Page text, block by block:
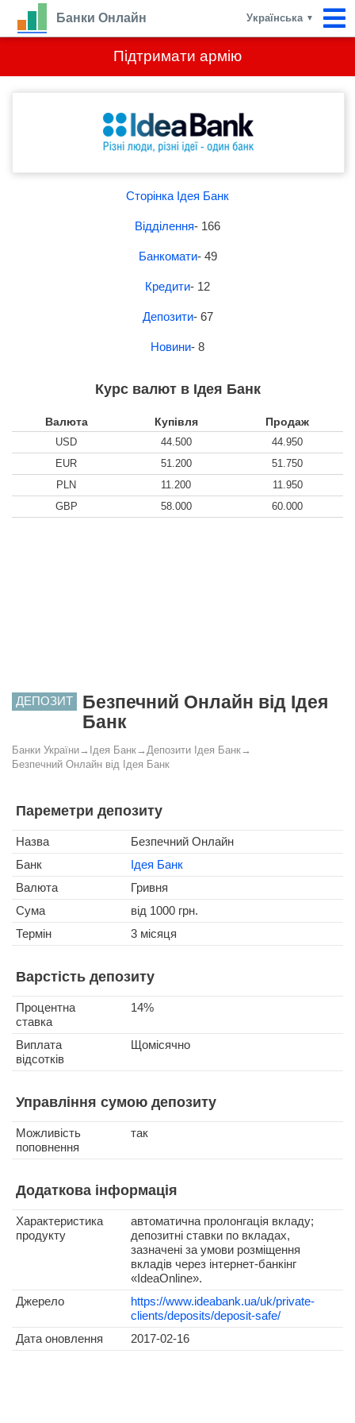
Підтримати армію
Банки Онлайн Українська ▼
Сторінка Ідея Банк
Відділення- 166
Банкомати- 49
Кредити- 12
Депозити- 67
Новини- 8
Курс валют в Ідея Банк
Валюта Купівля Продаж
USD 44.500
44.950
EUR
51.200
51.750
PLN
11.200
11.950
GBP
58.000 60.000
ДЕПОЗИТ
Безпечний Онлайн від Ідея
Банк
Банки України→ Ідея Банк→ Депозити Ідея Банк→
Безпечний Онлайн від Ідея Банк
Пареметри депозиту
Назва
Безпечний Онлайн
Банк
Ідея Банк
Валюта
Гривня
Сума
від 1000 грн.
Термін
3 місяця
Варстість депозиту
Процентна
ставка
14%
Виплата
відсотків
Щомісячно
Управління сумою депозиту
Можливість
поповнення
так
Додаткова інформація
Характеристика
продукту
автоматична пролонгація вкладу;
депозитні ставки по вкладах,
зазначені за умови розміщення
вкладів через інтернет-банкінг
«IdeaOnline».
Джерело
https://www.ideabank.ua/uk/private-
clients/deposits/deposit-safe/
Дата оновлення
2017-02-16